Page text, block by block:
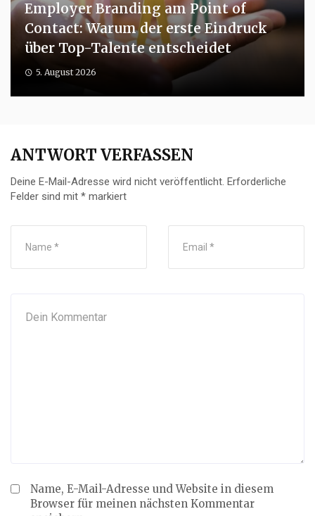
Employer Branding am Point of
Contact: Warum der erste Eindruck
über Top-Talente entscheidet
5. August 2026
ANTWORT VERFASSEN
Deine E-Mail-Adresse wird nicht veröffentlicht. Erforderliche
Felder sind mit * markiert
Name, E-Mail-Adresse und Website in diesem
Browser für meinen nächsten Kommentar